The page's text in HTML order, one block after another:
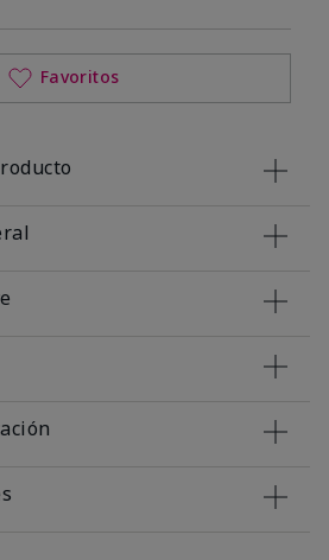
Favoritos